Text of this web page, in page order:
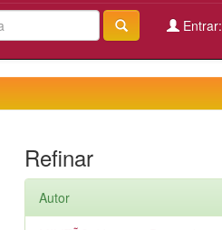
Entrar:
Refinar
Autor